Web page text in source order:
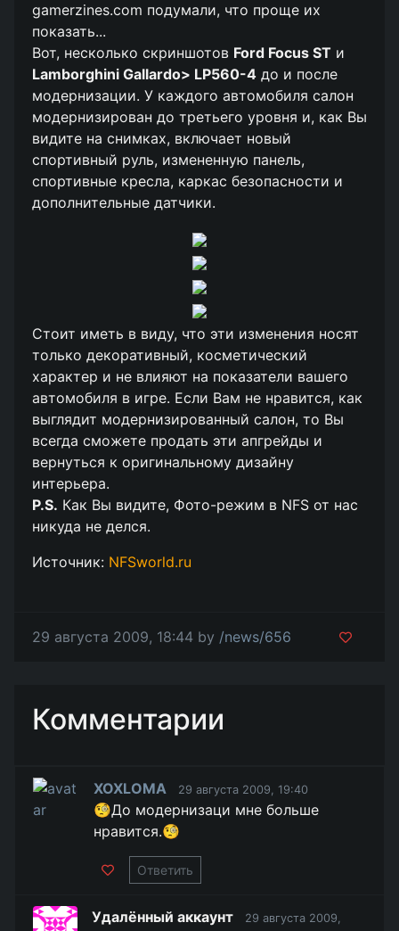
gamerzines.com подумали, что проще их
показать...
Вот, несколько скриншотов Ford Focus ST и
Lamborghini Gallardo> LP560-4 до и после
модернизации. У каждого автомобиля салон
модернизирован до третьего уровня и, как Вы
видите на снимках, включает новый
спортивный руль, измененную панель,
спортивные кресла, каркас безопасности и
дополнительные датчики.
Стоит иметь в виду, что эти изменения носят
только декоративный, косметический
характер и не влияют на показатели вашего
автомобиля в игре. Если Вам не нравится, как
выглядит модернизированный салон, то Вы
всегда сможете продать эти апгрейды и
вернуться к оригинальному дизайну
интерьера.
P.S. Как Вы видите, Фото-режим в NFS от нас
никуда не делся.
Источник: NFSworld.ru
29 августа 2009, 18:44 by /news/656
Комментарии
XOXLOMA 29 августа 2009, 19:40
🧐До модернизаци мне больше
нравится.🧐
Ответить
Удалённый аккаунт
29 августа 2009,